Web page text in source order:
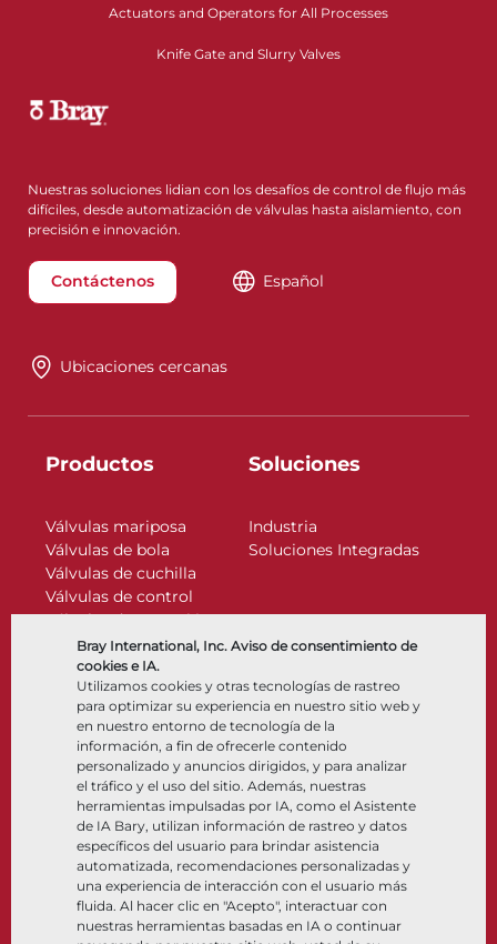
Bray International, Inc. Aviso de consentimiento de
cookies e IA.
Utilizamos cookies y otras tecnologías de rastreo
para optimizar su experiencia en nuestro sitio web y
en nuestro entorno de tecnología de la
información, a fin de ofrecerle contenido
personalizado y anuncios dirigidos, y para analizar
el tráfico y el uso del sitio. Además, nuestras
herramientas impulsadas por IA, como el Asistente
de IA Bary, utilizan información de rastreo y datos
específicos del usuario para brindar asistencia
automatizada, recomendaciones personalizadas y
una experiencia de interacción con el usuario más
fluida. Al hacer clic en "Acepto", interactuar con
nuestras herramientas basadas en IA o continuar
Actuators and Operators for All Processes
Knife Gate and Slurry Valves
Nuestras soluciones lidian con los desafíos de control de flujo más
difíciles, desde automatización de válvulas hasta aislamiento, con
precisión e innovación.
Contáctenos Español
Ubicaciones cercanas
Productos
Válvulas mariposa
Válvulas de bola
Válvulas de cuchilla
Válvulas de control
Válvulas de retención
Actuadores
Accesorios de control
Criogénico
Soluciones
Industria
Soluciones Integradas
Compañía
Nosotros
Ubicaciones
Asociación
Sostenibilidad
Portal del cliente
Recursos
Documentos
Centro de información
Software
Selección de materiales